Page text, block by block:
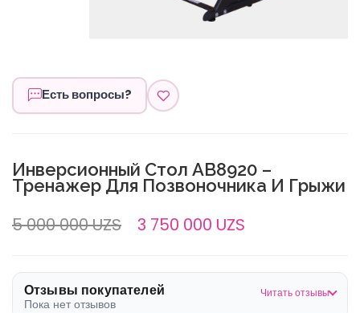
Отзывы покупателей
Пока нет отзывов
Читать отзывы
Есть вопросы?
Инверсионный Стол AB8920 –
Тренажер Для Позвоночника И Грыжи
5 000 000 UZS 3 750 000 UZS